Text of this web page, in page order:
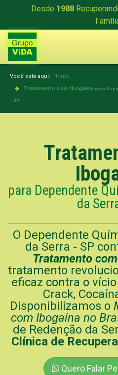
Desde 1988
Você está aqui: Home
Tratamento com Ibogaína para
- SP
para Dependente
da
O Dependente
da Serra - SP
Tratamento
tratamento
eficaz contra o
Crack,
Disponibilizamos o
com Ibogaína no
de Redenção da
Clínica de
Quero Falar